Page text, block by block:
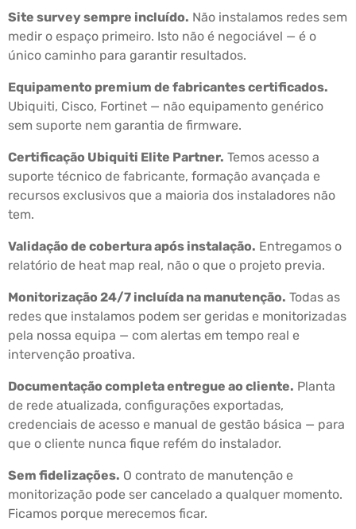
Site survey sempre incluído. Não instalamos redes sem
medir o espaço primeiro. Isto não é negociável — é o
único caminho para garantir resultados.
Equipamento premium de fabricantes certificados.
Ubiquiti, Cisco, Fortinet — não equipamento genérico
sem suporte nem garantia de firmware.
Certificação Ubiquiti Elite Partner. Temos acesso a
suporte técnico de fabricante, formação avançada e
recursos exclusivos que a maioria dos instaladores não
tem.
Validação de cobertura após instalação. Entregamos o
relatório de heat map real, não o que o projeto previa.
Monitorização 24/7 incluída na manutenção. Todas as
redes que instalamos podem ser geridas e monitorizadas
pela nossa equipa — com alertas em tempo real e
intervenção proativa.
Documentação completa entregue ao cliente. Planta
de rede atualizada, configurações exportadas,
credenciais de acesso e manual de gestão básica — para
que o cliente nunca fique refém do instalador.
Sem fidelizações. O contrato de manutenção e
monitorização pode ser cancelado a qualquer momento.
Ficamos porque merecemos ficar.